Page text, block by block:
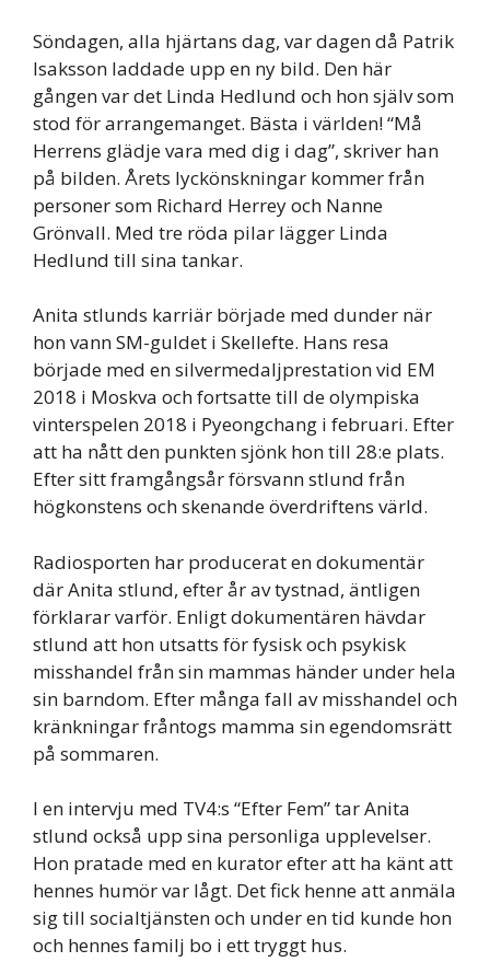
Söndagen, alla hjärtans dag, var dagen då Patrik
Isaksson laddade upp en ny bild. Den här
gången var det Linda Hedlund och hon själv som
stod för arrangemanget. Bästa i världen! “Må
Herrens glädje vara med dig i dag”, skriver han
på bilden. Årets lyckönskningar kommer från
personer som Richard Herrey och Nanne
Grönvall. Med tre röda pilar lägger Linda
Hedlund till sina tankar.
Anita stlunds karriär började med dunder när
hon vann SM-guldet i Skellefte. Hans resa
började med en silvermedaljprestation vid EM
2018 i Moskva och fortsatte till de olympiska
vinterspelen 2018 i Pyeongchang i februari. Efter
att ha nått den punkten sjönk hon till 28:e plats.
Efter sitt framgångsår försvann stlund från
högkonstens och skenande överdriftens värld.
Radiosporten har producerat en dokumentär
där Anita stlund, efter år av tystnad, äntligen
förklarar varför. Enligt dokumentären hävdar
stlund att hon utsatts för fysisk och psykisk
misshandel från sin mammas händer under hela
sin barndom. Efter många fall av misshandel och
kränkningar fråntogs mamma sin egendomsrätt
på sommaren.
I en intervju med TV4:s “Efter Fem” tar Anita
stlund också upp sina personliga upplevelser.
Hon pratade med en kurator efter att ha känt att
hennes humör var lågt. Det fick henne att anmäla
sig till socialtjänsten och under en tid kunde hon
och hennes familj bo i ett tryggt hus.